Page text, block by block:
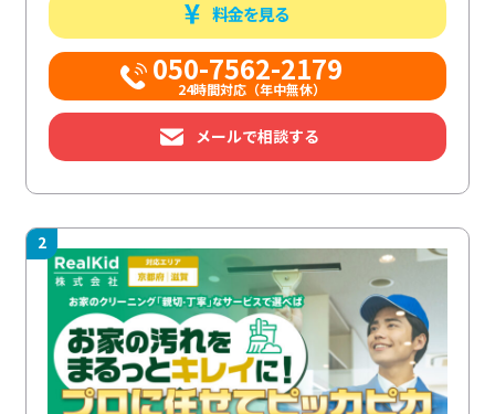
料金を見る
050-7562-2179
24時間対応（年中無休）
メールで相談する
2